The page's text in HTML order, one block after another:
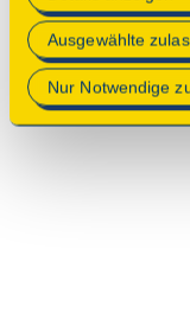
MehrAusgewählte
Nur Notwendige
© 2025 Deutsche